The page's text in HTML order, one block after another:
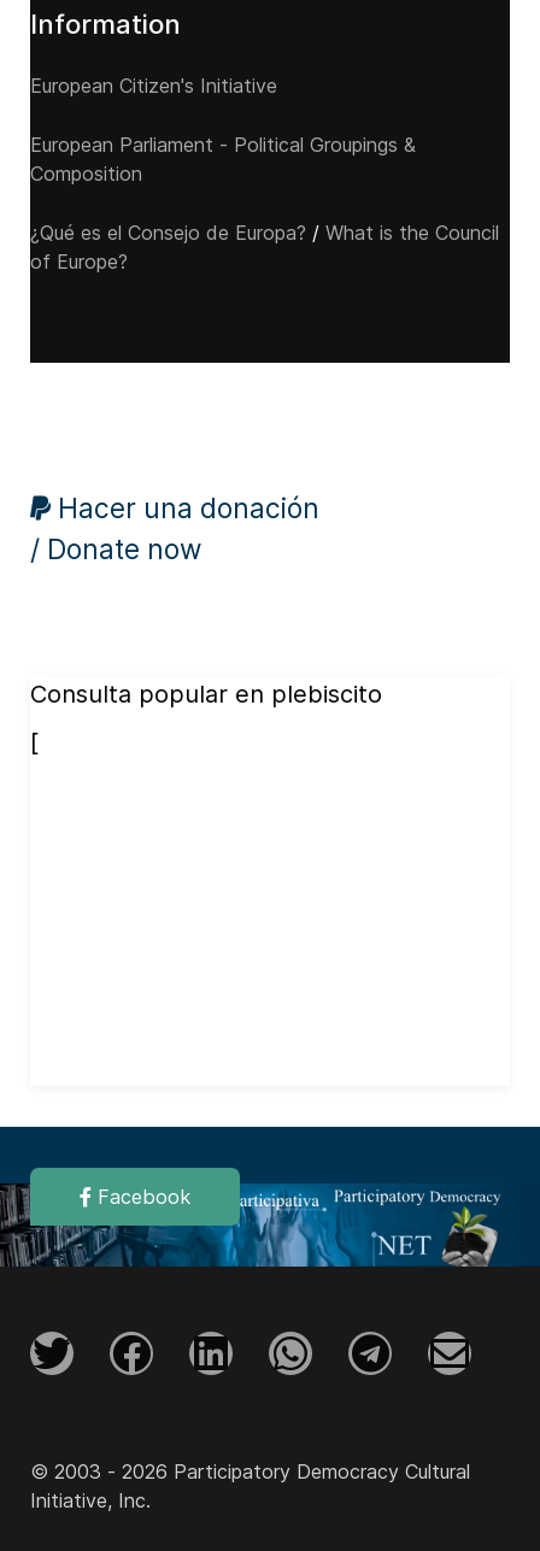
Information
European Citizen's Initiative
European Parliament - Political Groupings &
Composition
¿Qué es el Consejo de Europa? / What is the Council
of Europe?
Hacer una donación
/ Donate now
Consulta popular en plebiscito
[
Facebook
© 2003 - 2026 Participatory Democracy Cultural
Initiative, Inc.